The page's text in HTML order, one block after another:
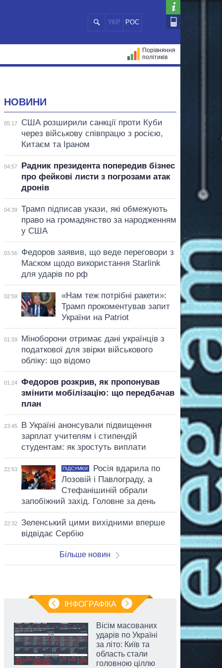
УКР РОС
Порівняння
політиків
НОВИНИ
05:17
США розширили санкції проти Куби
через військову співпрацю з росією,
Китаєм та Іраном
04:57
Радник президента попередив бізнес
про фейкові листи з погрозами атак
дронів
04:39
Трамп підписав укази, які обмежують
право на громадянство за народженням
у США
03:56
Федоров заявив, що веде переговори з
Маском щодо використання Starlink
для ударів по рф
02:59
«Нам теж потрібні ракети»:
Трамп прокоментував запит
України на Patriot
01:59
Міноборони отримає дані українців з
податкової для звірки військового
обліку: що відомо
01:24
Федоров розкрив, як пропонував
змінити мобілізацію: що передбачав
план
23:45
В Україні анонсували підвищення
зарплат учителям і стипендій
студентам: як зростуть виплати
22:53 ПІДСУМКИ
Росія вдарила по
Лозовій і Павлограду, а
Стефанішиній обрали
запобіжний захід. Головне за день
22:32
Зеленський цими вихідними вперше
відвідає Сербію
Більше новин
ІНФОГРАФІКА
Вісім масованих
ударів по Україні
за літо: Київ та
область стали
головною ціллю